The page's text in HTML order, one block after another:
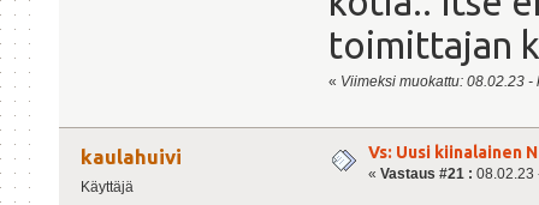
toimittajan
« Viimeksi muokattu: 08.02.23
kaulahuivi
Käyttäjä
Vs: Uusi kiinalainen
« Vastaus #21 : 08.02.23